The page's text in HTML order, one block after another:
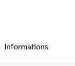
Informations